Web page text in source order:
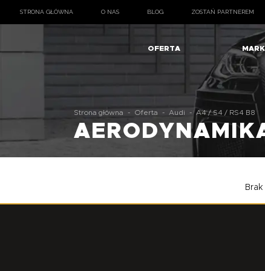
STRONA GŁÓWNA O NAS BLOG ZOSTAŃ PARTNEREM
OFERTA
Strona główna - Oferta - Audi - A4 / S4 / RS4 B8